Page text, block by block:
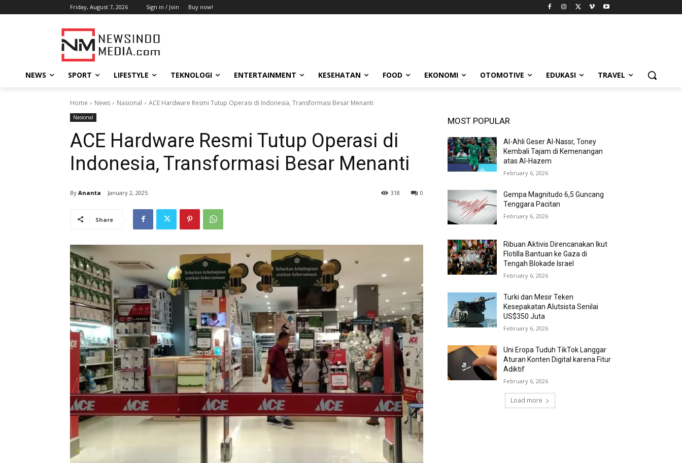
Friday, August 7, 2026 Sign in / Join Buy now!
NEWS SPORT LIFESTYLE TEKNOLOGI ENTERTAINMENT KESEHATAN FOOD EKONOMI OTOMOTIVE EDUKASI TRAVEL
Home News Nasional ACE Hardware Resmi Tutup Operasi di Indonesia, Transformasi Besar Menanti
Nasional
ACE Hardware Resmi Tutup Operasi di
Indonesia, Transformasi Besar Menanti
By Ananta January 2, 2025 0
318
Share
MOST POPULAR
Al-Ahli Geser Al-Nassr, Toney
Kembali Tajam di Kemenangan
atas Al-Hazem
February 6, 2026
Gempa Magnitudo 6,5 Guncang
Tenggara Pacitan
February 6, 2026
Ribuan Aktivis Direncanakan Ikut
Flotilla Bantuan ke Gaza di
Tengah Blokade Israel
February 6, 2026
Turki dan Mesir Teken
Kesepakatan Alutsista Senilai
US$350 Juta
February 6, 2026
Uni Eropa Tuduh TikTok Langgar
Aturan Konten Digital karena Fitur
Adiktif
February 6, 2026
Load more